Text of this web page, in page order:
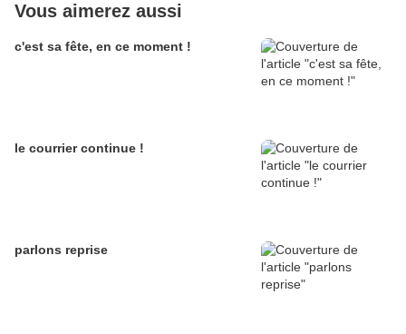
Vous aimerez aussi
c'est sa fête, en ce moment !
le courrier continue !
parlons reprise